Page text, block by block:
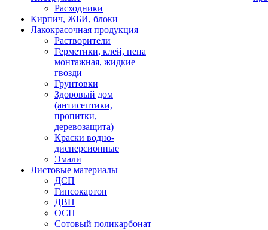
Расходники
Кирпич, ЖБИ, блоки
Лакокрасочная продукция
Растворители
Герметики, клей, пена
монтажная, жидкие
гвозди
Грунтовки
Здоровый дом
(антисептики,
пропитки,
деревозащита)
Краски водно-
дисперсионные
Эмали
Листовые материалы
ДСП
Гипсокартон
ДВП
ОСП
Сотовый поликарбонат